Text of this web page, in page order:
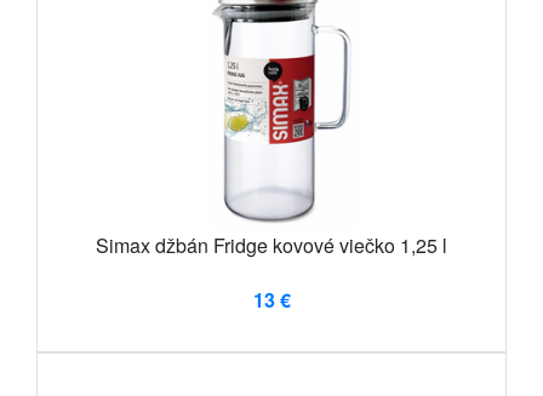
Simax džbán Fridge kovové viečko 1,25 l
13 €